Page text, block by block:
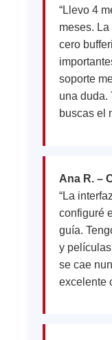
“Llevo 4
meses.
cero
soporte
una duda.
buscas el
Ana R. –
“La
configuré
guía.
y
se cae
excelente